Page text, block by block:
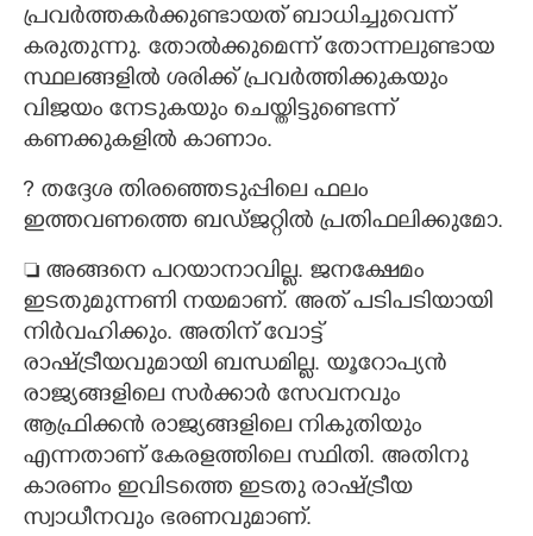
പ്രവർത്തകർക്കുണ്ടായത് ബാധിച്ചുവെന്ന്
കരുതുന്നു. തോൽക്കുമെന്ന് തോന്നലുണ്ടായ
സ്ഥലങ്ങളിൽ ശരിക്ക് പ്രവർത്തിക്കുകയും
വിജയം നേടുകയും ചെയ്തിട്ടുണ്ടെന്ന്
കണക്കുകളിൽ കാണാം.
? തദ്ദേശ തിരഞ്ഞെടുപ്പിലെ ഫലം
ഇത്തവണത്തെ ബഡ്ജറ്റിൽ പ്രതിഫലിക്കുമോ.
 അങ്ങനെ പറയാനാവില്ല. ജനക്ഷേമം
ഇടതുമുന്നണി നയമാണ്. അത് പടിപടിയായി
നിർവഹിക്കും. അതിന് വോട്ട്
രാഷ്ട്രീയവുമായി ബന്ധമില്ല. യൂറോപ്യൻ
രാജ്യങ്ങളിലെ സർക്കാർ സേവനവും
ആഫ്രിക്കൻ രാജ്യങ്ങളിലെ നികുതിയും
എന്നതാണ് കേരളത്തിലെ സ്ഥിതി. അതിനു
കാരണം ഇവിടത്തെ ഇടതു രാഷ്ട്രീയ
സ്വാധീനവും ഭരണവുമാണ്.
Share this link